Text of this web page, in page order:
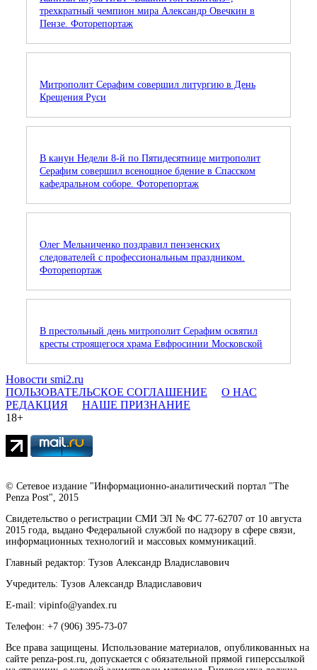
трехкратный чемпион мира Александр Овечкин в
Пензе. Фоторепортаж
Митрополит Серафим совершил литургию в День
Крещения Руси
В канун Недели 8-й по Пятидесятнице митрополит
Серафим совершил всенощное бдение в Спасском
кафедральном соборе. Фоторепортаж
Олег Мельниченко поздравил пензенских
следователей с профессиональным праздником.
Фоторепортаж
В престольный день митрополит Серафим освятил
кресты строящегося храма Евфросинии Московской
Новости smi2.ru
ПОЛЬЗОВАТЕЛЬСКОЕ СОГЛАШЕНИЕ
О НАС
РЕДАКЦИЯ
НАШЕ ПРИЗНАНИЕ
18+
© Сетевое издание "Информационно-аналитический портал "The
Penza Post", 2015
Свидетельство о регистрации СМИ ЭЛ № ФС 77-62707 от 10 августа
2015 года, выдано Федеральной службой по надзору в сфере связи,
информационных технологий и массовых коммуникаций.
Главный редактор: Тузов Александр Владиславович
Учредитель: Тузов Александр Владиславович
E-mail: vipinfo@yandex.ru
Телефон: +7 (906) 395-73-07
Все права защищены. Использование материалов, опубликованных на
сайте penza-post.ru, допускается с обязательной прямой гиперссылкой